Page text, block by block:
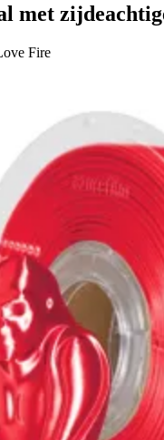
met
Fire